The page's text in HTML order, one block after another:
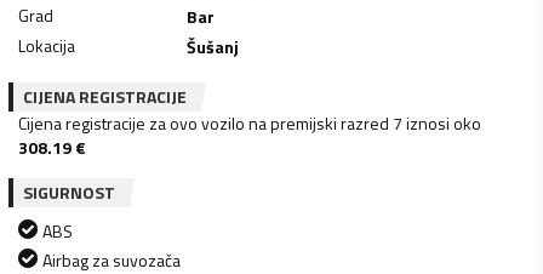
Grad
Bar
Lokacija
Šušanj
CIJENA REGISTRACIJE
Cijena registracije za ovo vozilo na premijski razred 7 iznosi oko
308.19€
SIGURNOST
ABS
Airbag za suvozača